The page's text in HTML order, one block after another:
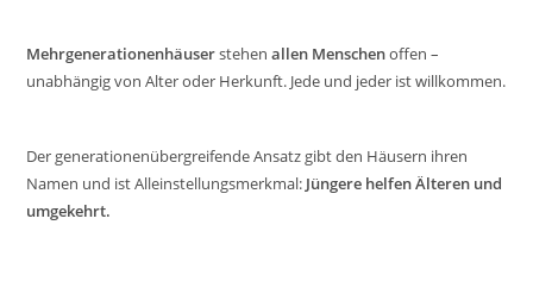
Mehrgenerationenhäuserstehenallen Menschenoffen –
unabhängig von Alter oder Herkunft. Jede und jeder ist willkommen.
Der generationenübergreifende Ansatz gibt den Häusern ihren
Namen und ist Alleinstellungsmerkmal: Jüngere helfen Älteren und
umgekehrt.